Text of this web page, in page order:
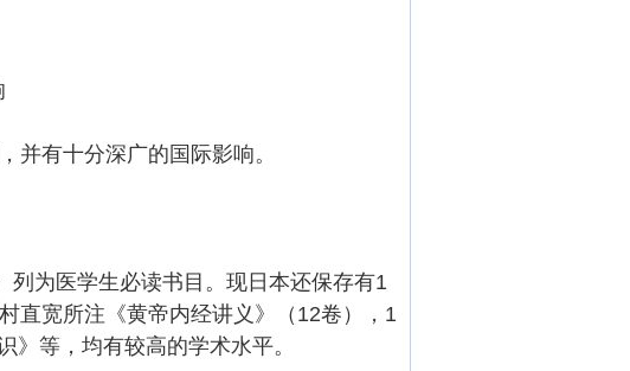
并有十分深广的国际影响。
列为医学生必读书目。现日本还保存有1
直宽所注《黄帝内经讲义》（12卷），1
等，均有较高的学术水平。